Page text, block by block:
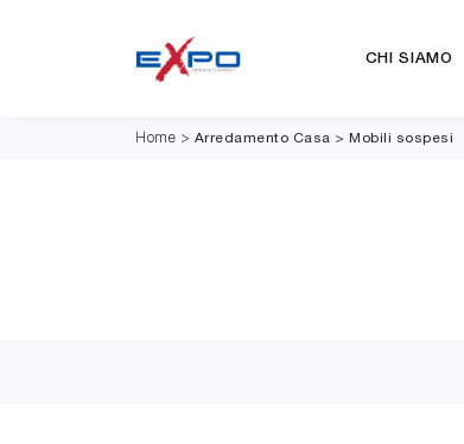
CHI SIAMO
Home > Arredamento Casa > Mobili sospesi